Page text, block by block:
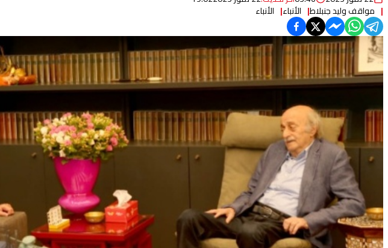
خاص
رياضة
من لبنان
منوعات
منبر
مختارات
صحافة
أجنبية
بريد
القرّاء
مواقف وليد جنبلاط الأنباء الأنباء